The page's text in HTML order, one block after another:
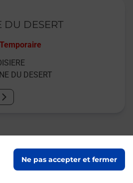
Ne pas accepter et fermer
DU DESERT
DU DESERT